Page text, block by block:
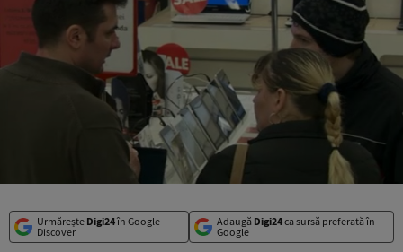
Urmărește Digi24în Google
Discover
Adaugă Digi24ca sursă preferată în
Google